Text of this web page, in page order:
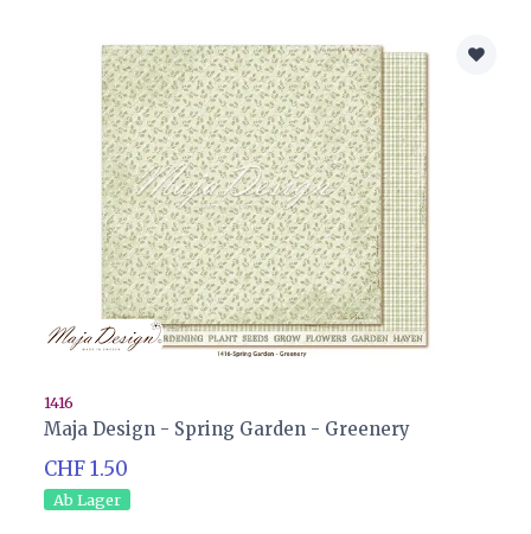
1416
Maja Design - Spring Garden - Greenery
CHF 1.50
Ab Lager